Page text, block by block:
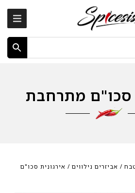
חיפוש
סכו"ם מתרחבת
/ אביזרים נילווים / אירגונית סכו"ם